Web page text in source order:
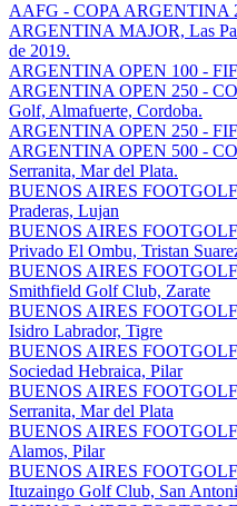
AAFG - COPA ARGENTINA
ARGENTINA MAJOR, Las
de 2019.
ARGENTINA OPEN 100 -
ARGENTINA OPEN 250 -
Golf, Almafuerte, Cordoba.
ARGENTINA OPEN 250 -
ARGENTINA OPEN 500 -
Serranita, Mar del Plata.
BUENOS AIRES
Praderas, Lujan
BUENOS AIRES
Privado El Ombu, Tristan
BUENOS AIRES
Smithfield Golf Club, Zarate
BUENOS AIRES
Isidro Labrador, Tigre
BUENOS AIRES
Sociedad Hebraica, Pilar
BUENOS AIRES
Serranita, Mar del Plata
BUENOS AIRES
Alamos, Pilar
BUENOS AIRES
Ituzaingo Golf Club, San